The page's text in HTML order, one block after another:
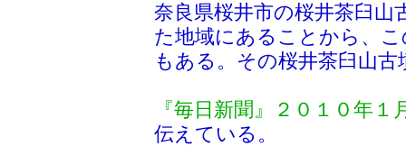
奈良県桜井市の桜井茶臼山
た地域にあることから、
もある。その桜井茶臼山
『毎日新聞』２０１０年１
伝えている。